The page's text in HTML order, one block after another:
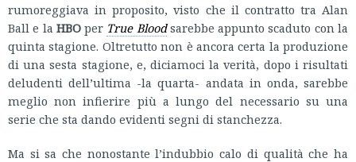
rumoreggiava in proposito, visto che il contratto tra Alan
Ball e la HBOper True Blood sarebbe appunto scaduto con la
quinta stagione. Oltretutto non è ancora certa la produzione
di una sesta stagione, e, diciamoci la verità, dopo i risultati
deludenti dell’ultima -la quarta- andata in onda, sarebbe
meglio non infierire più a lungo del necessario su una
serie che sta dando evidenti segni di stanchezza.
Ma si sa che nonostante l’indubbio calo di qualità che ha